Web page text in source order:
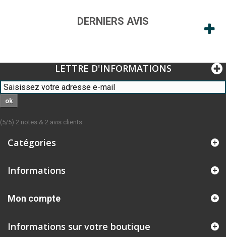
DERNIERS AVIS
LETTRE D'INFORMATIONS
ok
(5/5) 2 notes & 2 avis clients
Catégories
Informations
Mon compte
Informations sur votre boutique